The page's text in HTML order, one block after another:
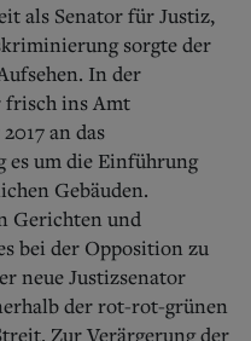
als Senator für Justiz,
sorgte der
In der
frisch ins Amt
an das
es um die Einführung
Gebäuden.
Gerichten und
bei der Opposition zu
neue Justizsenator
der rot-rot-grünen
Zur Verärgerung der